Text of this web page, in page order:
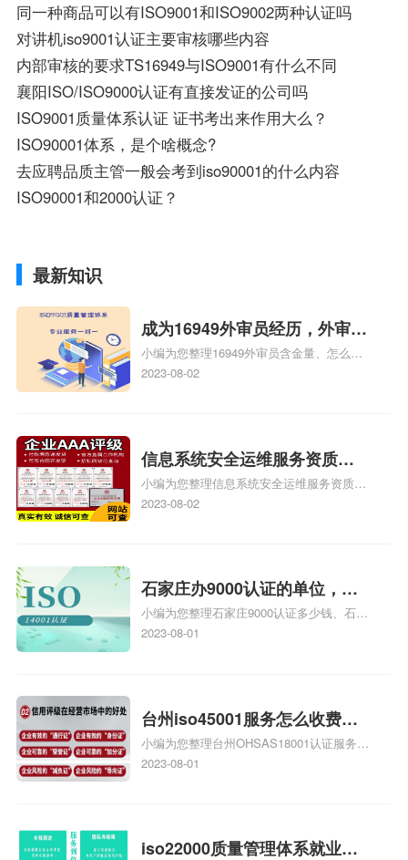
同一种商品可以有ISO9001和ISO9002两种认证吗
对讲机iso9001认证主要审核哪些内容
内部审核的要求TS16949与ISO9001有什么不同
襄阳ISO/ISO9000认证有直接发证的公司吗
ISO9001质量体系认证 证书考出来作用大么？
ISO90001体系，是个啥概念?
去应聘品质主管一般会考到iso90001的什么内容
ISO90001和2000认证？
最新知识
成为16949外审员经历，外审员
16949
小编为您整理16949外审员含金量、怎么才
能成为注册的TS16949:2009的外审员、我
2023-08-02
信息系统安全运维服务资质二
级费用，信息系统安全运维服
务资质二级
小编为您整理信息系统安全运维服务资质认
证证书机构有哪些、安全运维服务资质的费
体系认证知识，详情可查看下方正文！
2023-08-02
石家庄办9000认证的单位，石
家庄9000认证的公司
小编为您整理石家庄9000认证多少钱、石家
庄9000认证价格多少钱、石家庄9000认证
2023-08-01
台州iso45001服务怎么收费，
台州iso45001认证服务怎么收
费
小编为您整理台州OHSAS18001认证服务中
心哪家收费便宜、台州ISO9000认证，哪个
标准是什么相关iso体系认证知识，详情可
2023-08-01
iso22000质量管理体系就业方